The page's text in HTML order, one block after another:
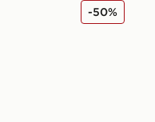
-50%